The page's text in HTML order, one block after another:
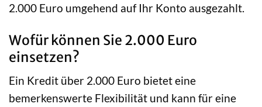
2.000 Euro umgehend auf Ihr Konto ausgezahlt.
Wofür können Sie 2.000 Euro
einsetzen?
Ein Kredit über 2.000 Euro bietet eine
bemerkenswerte Flexibilität und kann für eine